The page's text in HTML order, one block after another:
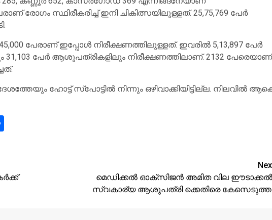
രോഗം സ്ഥിരീകരിച്ച് ഇനി ചികിത്സയിലുള്ളത്. 25,75,769 പേര്‍
പേരാണ് ഇപ്പോള്‍ നിരീക്ഷണത്തിലുള്ളത്. ഇവരില്‍ 5,13,897 പേര്‍
31,103 പേര്‍ ആശുപത്രികളിലും നിരീക്ഷണത്തിലാണ്. 2132 പേരെയാണ്
ഹോട്ട് സ്‌പോട്ടില്‍ നിന്നും ഒഴിവാക്കിയിട്ടില്ല. നിലവില്‍
മെഡിക്കല്‍ ഓക്‌സിജന്‍ അമിത വില
സ്വകാര്യ ആശുപത്രി ക്കെതിരെ